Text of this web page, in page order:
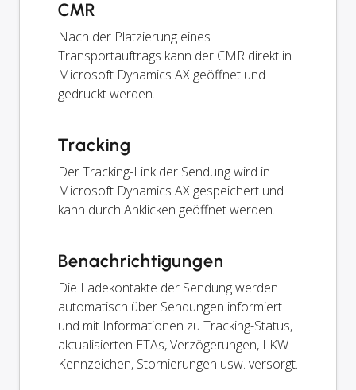
CMR
Nach der Platzierung eines
Transportauftrags kann der CMR direkt in
Microsoft Dynamics AX geöffnet und
gedruckt werden.
Tracking
Der Tracking-Link der Sendung wird in
Microsoft Dynamics AX gespeichert und
kann durch Anklicken geöffnet werden.
Benachrichtigungen
Die Ladekontakte der Sendung werden
automatisch über Sendungen informiert
und mit Informationen zu Tracking-Status,
aktualisierten ETAs, Verzögerungen, LKW-
Kennzeichen, Stornierungen usw. versorgt.